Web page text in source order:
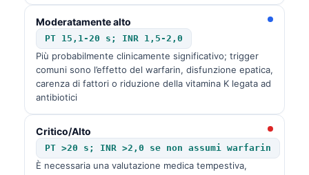
Moderatamente alto
PT 15,1-20 s; INR 1,5-2,0
Più probabilmente clinicamente significativo; trigger
comuni sono l’effetto del warfarin, disfunzione epatica,
carenza di fattori o riduzione della vitamina K legata ad
antibiotici
Critico/Alto
PT >20 s; INR >2,0 se non assumi warfarin
È necessaria una valutazione medica tempestiva,